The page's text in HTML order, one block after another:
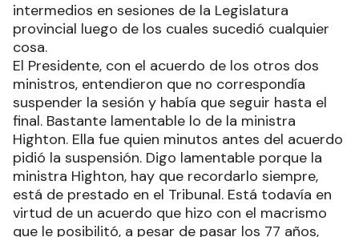
intermedios en sesiones de la Legislatura
provincial luego de los cuales sucedió cualquier
cosa.
El Presidente, con el acuerdo de los otros dos
ministros, entendieron que no correspondía
suspender la sesión y había que seguir hasta el
final. Bastante lamentable lo de la ministra
Highton. Ella fue quien minutos antes del acuerdo
pidió la suspensión. Digo lamentable porque la
ministra Highton, hay que recordarlo siempre,
está de prestado en el Tribunal. Está todavía en
virtud de un acuerdo que hizo con el macrismo
que le posibilitó, a pesar de pasar los 77 años,